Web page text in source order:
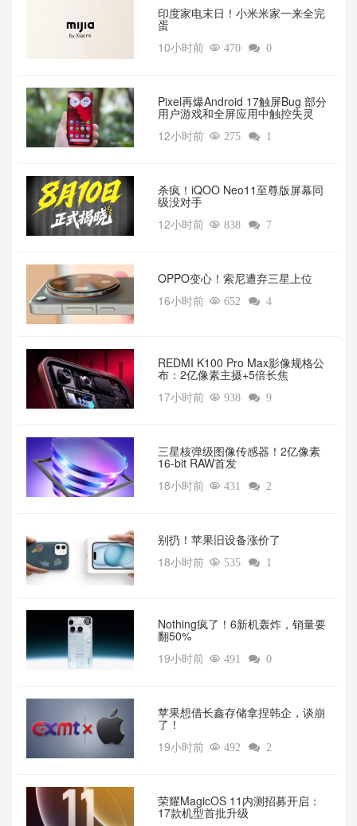
印度家电末日！小米米家一来全完
蛋
10小时前  470  0
Pixel再爆Android 17触屏Bug 部分
用户游戏和全屏应用中触控失灵
12小时前  275  1
杀疯！iQOO Neo11至尊版屏幕同
级没对手
12小时前  838  7
OPPO变心！索尼遭弃三星上位‌
16小时前  652  4
REDMI K100 Pro Max影像规格公
布：2亿像素主摄+5倍长焦
17小时前  938  9
三星核弹级图像传感器！2亿像素
16-bit RAW首发
18小时前  431  2
别扔！苹果旧设备涨价了‌
18小时前  535  1
‌Nothing疯了！6新机轰炸，销量要
翻50%‌
19小时前  491  0
苹果想借长鑫存储拿捏韩企，谈崩
了！
19小时前  492  2
荣耀MagicOS 11内测招募开启：
17款机型首批升级